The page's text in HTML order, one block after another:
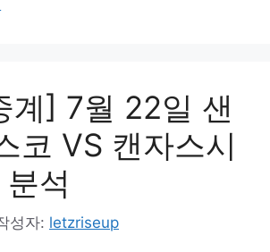
계] 7월 22일 샌
코 VS 캔자스시
석
성자: letzriseup